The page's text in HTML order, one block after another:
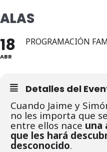
ALAS
18
ABR
PROGRAMACIÓN
Detalles del
Cuando Jaime y
no les importa que
entre ellos naceuna
que les hará
desconocido.